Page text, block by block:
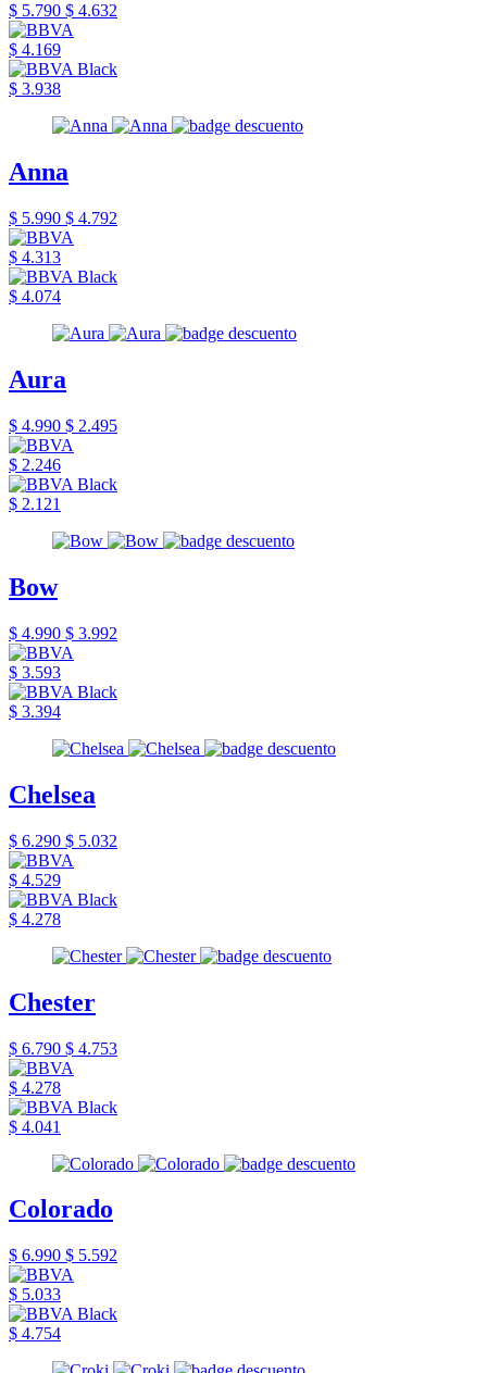
$ 5.790 $ 4.632
$ 4.169
$ 3.938
Anna
$ 5.990 $ 4.792
$ 4.313
$ 4.074
Aura
$ 4.990 $ 2.495
$ 2.246
$ 2.121
Bow
$ 4.990 $ 3.992
$ 3.593
$ 3.394
Chelsea
$ 6.290 $ 5.032
$ 4.529
$ 4.278
Chester
$ 6.790 $ 4.753
$ 4.278
$ 4.041
Colorado
$ 6.990 $ 5.592
$ 5.033
$ 4.754